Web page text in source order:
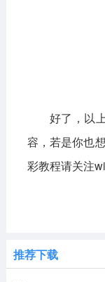
好了，以
容，若是你也
彩教程请关注
推荐下载